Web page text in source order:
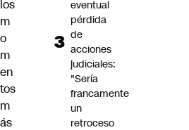
los
m
o
m
en
tos
m
ás
eventual
pérdida
de
acciones
judiciales:
"Sería
francamente
un
retroceso